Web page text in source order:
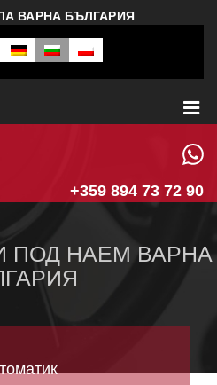
ВАРНА БЪЛГАРИЯ
+359 894 73 72 90
ПОД НАЕМ ВАРНА